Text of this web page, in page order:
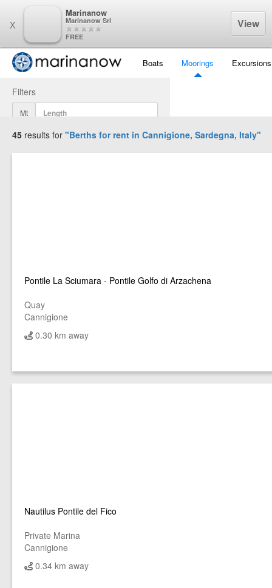
X
Marinanow
Marinanow Srl
FREE
View
Boats Moorings Excursions
Filters
Mt
Mt
45 results for "Berths for rent in Cannigione, Sardegna, Italy"
Pontile La Sciumara - Pontile Golfo di Arzachena
Quay
Cannigione
0.30 km away
Nautilus Pontile del Fico
Private Marina
Cannigione
0.34 km away